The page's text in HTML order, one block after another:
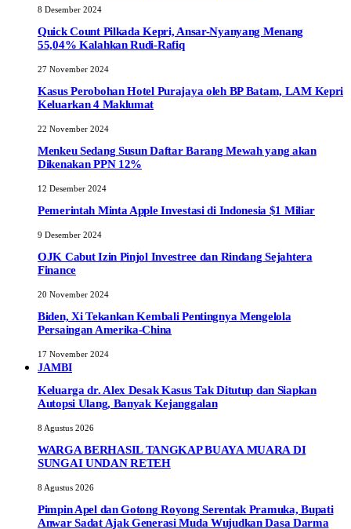
8 Desember 2024
Quick Count Pilkada Kepri, Ansar-Nyanyang Menang
55,04% Kalahkan Rudi-Rafiq
27 November 2024
Kasus Perobohan Hotel Purajaya oleh BP Batam, LAM Kepri
Keluarkan 4 Maklumat
22 November 2024
Menkeu Sedang Susun Daftar Barang Mewah yang akan
Dikenakan PPN 12%
12 Desember 2024
Pemerintah Minta Apple Investasi di Indonesia $1 Miliar
9 Desember 2024
OJK Cabut Izin Pinjol Investree dan Rindang Sejahtera
Finance
20 November 2024
Biden, Xi Tekankan Kembali Pentingnya Mengelola
Persaingan Amerika-China
17 November 2024
JAMBI
Keluarga dr. Alex Desak Kasus Tak Ditutup dan Siapkan
Autopsi Ulang, Banyak Kejanggalan
8 Agustus 2026
WARGA BERHASIL TANGKAP BUAYA MUARA DI
SUNGAI UNDAN RETEH
8 Agustus 2026
Pimpin Apel dan Gotong Royong Serentak Pramuka, Bupati
Anwar Sadat Ajak Generasi Muda Wujudkan Dasa Darma